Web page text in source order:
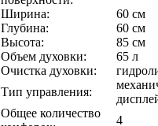
Ширина:
60 см
Глубина:
60 см
Высота:
85 см
Объем духовки:
65 л
Очистка духовки:
Тип управления:
Общее количество
4